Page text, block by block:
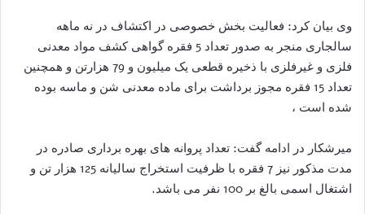
وی بیان کرد: فعالیت بخش خصوصی در اکتشاف در نه ماهه
سالجاری منجر به صدور تعداد 5 فقره گواهی کشف مواد معدنی
فلزی و غیرفلزی با ذخیره قطعی یک میلیون و 79 هزارتن و همچنین
تعداد 15 فقره مجوز برداشت برای ماده معدنی شن و ماسه بوده
شده است ،
میرشکار در ادامه گفت: تعداد پروانه های بهره برداری صادره در
مدت مذکور نیز 7 فقره با ظرفیت استخراج سالیانه 125 هزار تن و
اشتغال اسمی بالغ بر 100 نفر می باشد.